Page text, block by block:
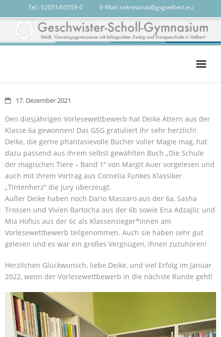
Tel.: 02051/60559-0 E-Mail: sekretariat@gsgvelbert.eu
Unterricht
calendar
17. Dezember 2021
Den diesjährigen Vorlesewettbewerb hat Deike Attern aus der
Klasse 6a gewonnen! Das GSG gratuliert ihr sehr herzlich!
Deike, die gerne phantasievolle Bücher voller Magie mag, hat
dazu passend aus ihrem selbst gewählten Buch „Die Schule
der magischen Tiere – Band 1“ von Margit Auer vorgelesen und
auch mit ihrem Vortrag aus Cornelia Funkes Klassiker
„Tintenherz“ die Jury überzeugt.
Außer Deike haben noch Dario Massaro aus der 6a, Sasha
Trossen und Vivien Bartocha aus der 6b sowie Ena Adzajlic und
Mia Hofius aus der 6c als Klassensieger*innen am
Vorlesewettbewerb teilgenommen. Auch sie haben sehr gut
gelesen und es war ein großes Vergnügen, ihnen zuzuhören!
Herzlichen Glückwunsch, liebe Deike, und viel Erfolg im Januar
2022, wenn der Vorlesewettbewerb in die nächste Runde geht!